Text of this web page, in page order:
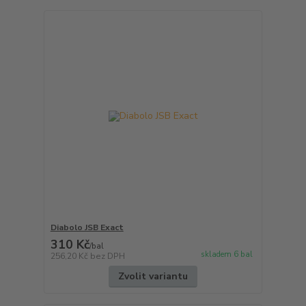
Diabolo JSB Exact
310 Kč/bal
256,20 Kč bez DPH skladem 6 bal
Zvolit variantu